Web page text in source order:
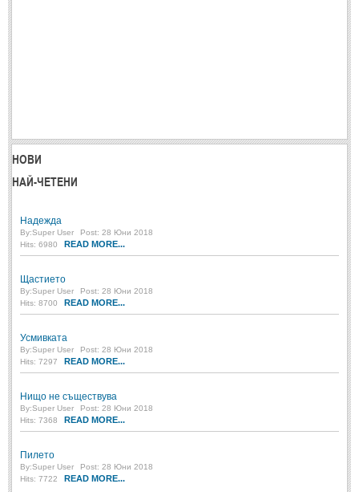
СПОДЕЛЕНО
Любопитно
Отражения
Непоискани съвети
НОВИ
НАЙ-ЧЕТЕНИ
Надежда
By:Super User
Post: 28 Юни 2018
Hits: 6980
READ MORE...
Щастието
By:Super User
Post: 28 Юни 2018
Hits: 8700
READ MORE...
Усмивката
By:Super User
Post: 28 Юни 2018
Hits: 7297
READ MORE...
Нищо не съществува
By:Super User
Post: 28 Юни 2018
Hits: 7368
READ MORE...
Пилето
By:Super User
Post: 28 Юни 2018
Hits: 7722
READ MORE...